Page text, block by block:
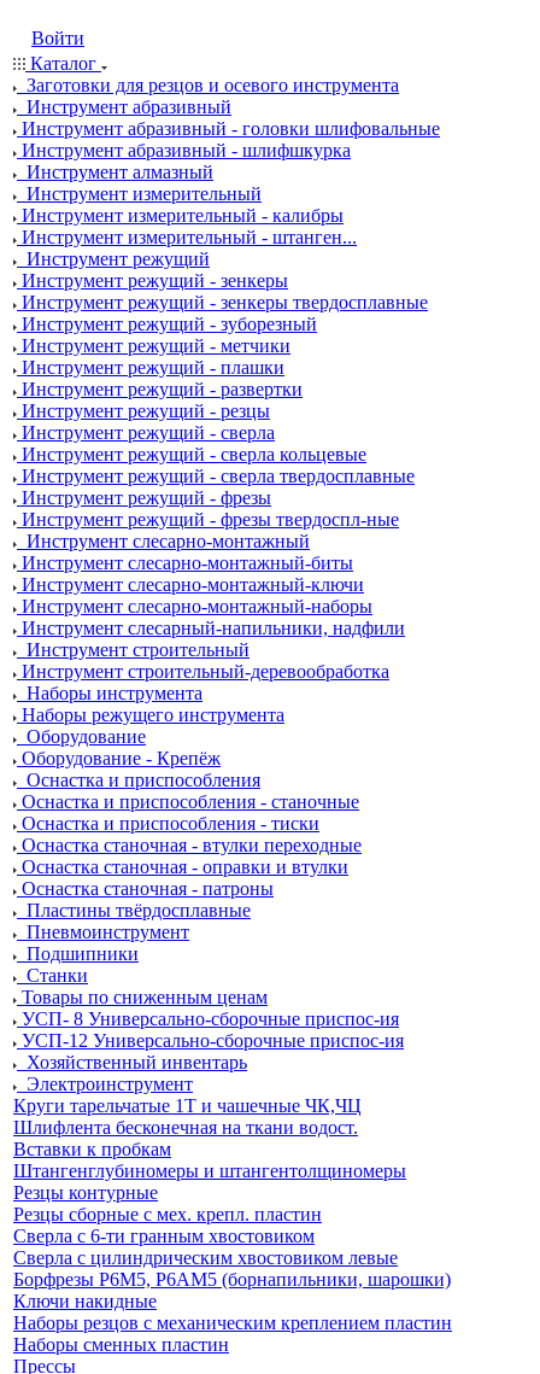
Войти
Каталог
Заготовки для резцов и осевого инструмента
Инструмент абразивный
Инструмент абразивный - головки шлифовальные
Инструмент абразивный - шлифшкурка
Инструмент алмазный
Инструмент измерительный
Инструмент измерительный - калибры
Инструмент измерительный - штанген...
Инструмент режущий
Инструмент режущий - зенкеры
Инструмент режущий - зенкеры твердосплавные
Инструмент режущий - зуборезный
Инструмент режущий - метчики
Инструмент режущий - плашки
Инструмент режущий - развертки
Инструмент режущий - резцы
Инструмент режущий - сверла
Инструмент режущий - сверла кольцевые
Инструмент режущий - сверла твердосплавные
Инструмент режущий - фрезы
Инструмент режущий - фрезы твердоспл-ные
Инструмент слесарно-монтажный
Инструмент слесарно-монтажный-биты
Инструмент слесарно-монтажный-ключи
Инструмент слесарно-монтажный-наборы
Инструмент слесарный-напильники, надфили
Инструмент строительный
Инструмент строительный-деревообработка
Наборы инструмента
Наборы режущего инструмента
Оборудование
Оборудование - Крепёж
Оснастка и приспособления
Оснастка и приспособления - станочные
Оснастка и приспособления - тиски
Оснастка станочная - втулки переходные
Оснастка станочная - оправки и втулки
Оснастка станочная - патроны
Пластины твёрдосплавные
Пневмоинструмент
Подшипники
Станки
Товары по сниженным ценам
УСП- 8 Универсально-сборочные приспос-ия
УСП-12 Универсально-сборочные приспос-ия
Хозяйственный инвентарь
Электроинструмент
Круги тарельчатые 1Т и чашечные ЧК,ЧЦ
Шлифлента бесконечная на ткани водост.
Вставки к пробкам
Штангенглубиномеры и штангентолщиномеры
Резцы контурные
Резцы сборные с мех. крепл. пластин
Сверла с 6-ти гранным хвостовиком
Сверла с цилиндрическим хвостовиком левые
Борфрезы Р6М5, Р6АМ5 (борнапильники, шарошки)
Ключи накидные
Наборы резцов с механическим креплением пластин
Наборы сменных пластин
Прессы